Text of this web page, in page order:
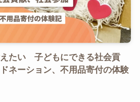
たい 子どもにできる社会貢
ネーション、不用品寄付の体験